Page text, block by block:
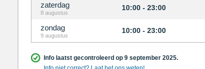
zaterdag
8 augustus
10:00 - 23:00
zondag
9 augustus
10:00 - 23:00
Info laatst gecontroleerd op 9 september 2025.